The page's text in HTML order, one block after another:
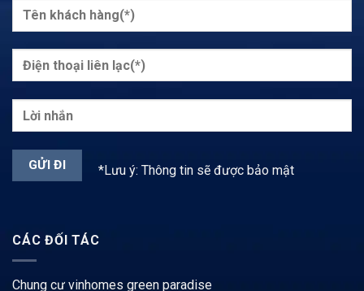
*Lưu ý: Thông tin sẽ được bảo mật
CÁC ĐỐI TÁC
Chung cư vinhomes green paradise